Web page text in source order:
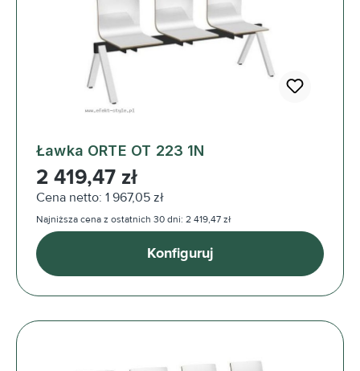
Ławka ORTE OT 223 1N
Cena regularna:
2 419,47 zł
Cena netto: 1 967,05 zł
Najniższa cena z ostatnich 30 dni: 2 419,47 zł
Konfiguruj